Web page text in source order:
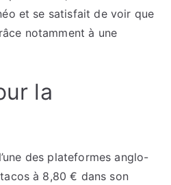
et se satisfait de voir que
notamment à une
la
des plateformes anglo-
à 8,80 € dans son